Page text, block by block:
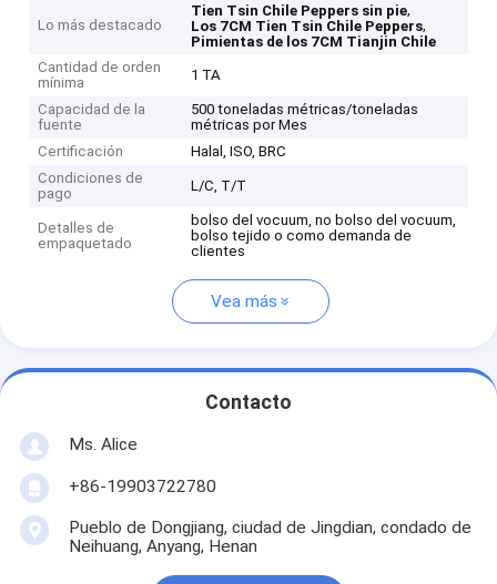
Lo más destacado
Tien Tsin Chile Peppers sin pie,
Los 7CM Tien Tsin Chile Peppers,
Pimientas de los 7CM Tianjin Chile
Cantidad de orden
mínima
1 TA
Capacidad de la
fuente
500 toneladas métricas/toneladas
métricas por Mes
Certificación
Halal, ISO, BRC
Condiciones de
pago
L/C, T/T
Detalles de
empaquetado
bolso del vocuum, no bolso del vocuum,
bolso tejido o como demanda de
clientes
Vea más
Contacto
Ms. Alice
+86-19903722780
Pueblo de Dongjiang, ciudad de Jingdian, condado de
Neihuang, Anyang, Henan